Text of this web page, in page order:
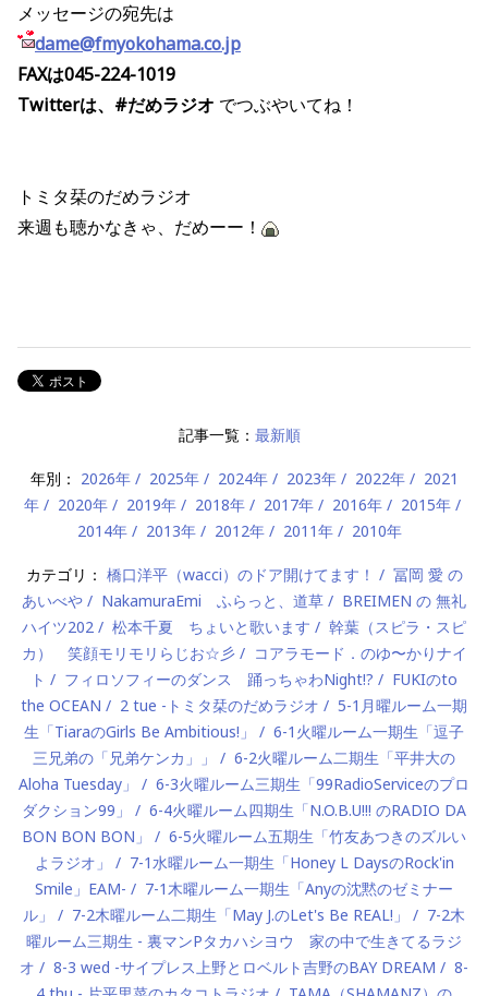
メッセージの宛先は
dame@fmyokohama.co.jp
FAXは045-224-1019
Twitterは、#だめラジオ でつぶやいてね！
トミタ栞のだめラジオ
来週も聴かなきゃ、だめーー！
記事一覧： 最新順
年別： 2026年 2025年 2024年 2023年 2022年
2021
年
2020年 2019年 2018年 2017年 2016年
2015年
2014年
2013年 2012年 2011年 2010年
カテゴリ： 橋口洋平（wacci）のドア開けてます！
冨岡 愛 の
あいべや
NakamuraEmi ふらっと、道草
BREIMEN の 無礼
ハイツ202
松本千夏 ちょいと歌います
幹葉（スピラ・スピ
カ） 笑顔モリモリらじお☆彡
コアラモード．のゆ〜かりナイ
ト
フィロソフィーのダンス 踊っちゃわNight!?
FUKIのto
the OCEAN
2 tue -トミタ栞のだめラジオ
5-1月曜ルーム一期
生「TiaraのGirls Be Ambitious!」
6-1火曜ルーム一期生「逗子
三兄弟の「兄弟ケンカ」」
6-2火曜ルーム二期生「平井大の
Aloha Tuesday」
6-3火曜ルーム三期生「99RadioServiceのプロ
ダクション99」
6-4火曜ルーム四期生「N.O.B.U!!! のRADIO DA
BON BON BON」
6-5火曜ルーム五期生「竹友あつきのズルい
よラジオ」
7-1水曜ルーム一期生「Honey L DaysのRock'in
Smile」EAM-
7-1木曜ルーム一期生「Anyの沈黙のゼミナー
ル」
7-2木曜ルーム二期生「May J.のLet's Be REAL!」
7-2木
曜ルーム三期生 - 裏マンPタカハシヨウ 家の中で生きてるラジ
オ
8-3 wed -サイプレス上野とロベルト吉野のBAY DREAM
8-